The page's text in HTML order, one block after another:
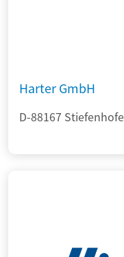
Harter GmbH
D-88167